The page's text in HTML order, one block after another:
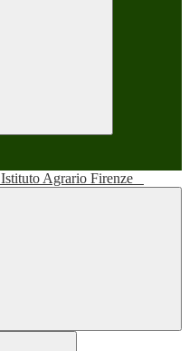
Istituto Agrario Firenze